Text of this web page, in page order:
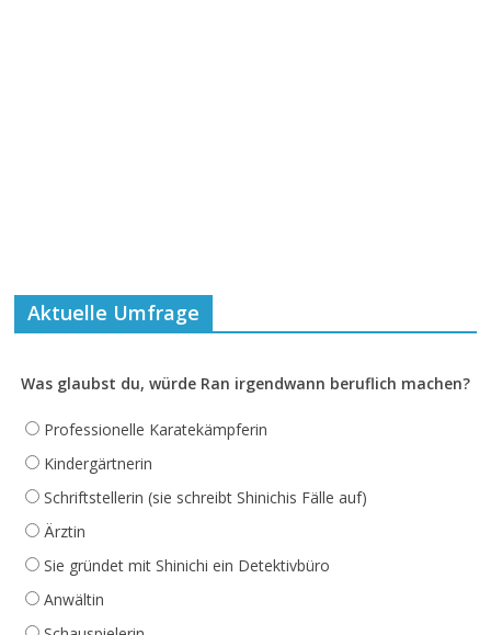
Aktuelle Umfrage
Was glaubst du, würde Ran irgendwann beruflich machen?
Professionelle Karatekämpferin
Kindergärtnerin
Schriftstellerin (sie schreibt Shinichis Fälle auf)
Ärztin
Sie gründet mit Shinichi ein Detektivbüro
Anwältin